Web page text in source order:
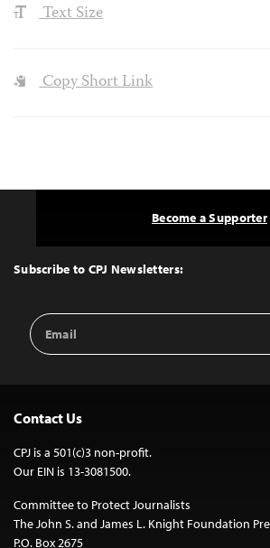
Text Size
Copy Short Link
Top
Subscribe to CPJ Newsletters:
Email
Address
Become a Supporter
Contact Us
CPJ is a 501(c)3 non-profit.
Our EIN is 13-3081500.
Committee to Protect Journalists
The John S. and James L. Knight Foundation
P.O. Box 2675